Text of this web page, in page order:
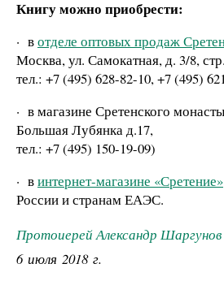
Книгу можно приобрести:
· вотделе оптовых продаж
Москва, ул. Самокатная, д. 3/8,
тел.: +7 (495) 628-82-10, +7 (495)
· в магазине Сретенского
Большая Лубянка д.17,
тел.: +7 (495) 150-19-09)
· винтернет-магазине «Сретение»
России и странам ЕАЭС.
Протоиерей Александр Шаргунов
6 июля 2018 г.